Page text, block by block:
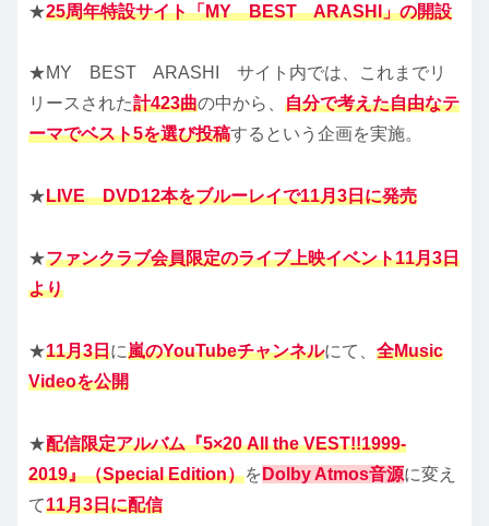
★25周年特設サイト「MY BEST ARASHI」の開設
★MY BEST ARASHI サイト内では、これまでリ
リースされた計423曲の中から、 自分で考えた自由なテ
ーマでベスト5を選び投稿するという企画を実施。
★LIVE DVD12本をブルーレイで11月3日に発売
★ファンクラブ会員限定のライブ上映イベント11月3日
より
★11月3日に嵐のYouTubeチャンネルにて、 全Music
Videoを公開
★配信限定アルバム『5×20 All the VEST!!1999-
2019』（Special Edition）を Dolby Atmos音源に変え
て11月3日に配信